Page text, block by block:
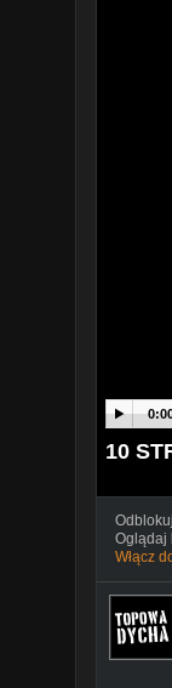
10
Oglądaj
Włącz